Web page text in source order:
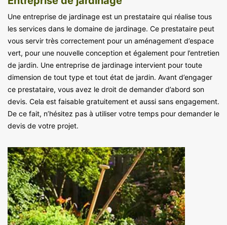
Une entreprise de jardinage est un prestataire qui réalise tous
les services dans le domaine de jardinage. Ce prestataire peut
vous servir très correctement pour un aménagement d’espace
vert, pour une nouvelle conception et également pour l’entretien
de jardin. Une entreprise de jardinage intervient pour toute
dimension de tout type et tout état de jardin. Avant d’engager
ce prestataire, vous avez le droit de demander d’abord son
devis. Cela est faisable gratuitement et aussi sans engagement.
De ce fait, n’hésitez pas à utiliser votre temps pour demander le
devis de votre projet.